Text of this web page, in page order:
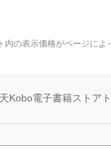
の表示価格がページに
Kobo電子書籍ストア